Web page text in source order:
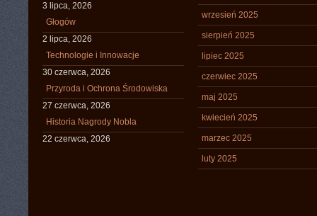
3 lipca, 2026
Głogów
2 lipca, 2026
Technologie i Innowacje
30 czerwca, 2026
Przyroda i Ochrona Środowiska
27 czerwca, 2026
Historia Nagrody Nobla
22 czerwca, 2026
wrzesień 2025
sierpień 2025
lipiec 2025
czerwiec 2025
maj 2025
kwiecień 2025
marzec 2025
luty 2025